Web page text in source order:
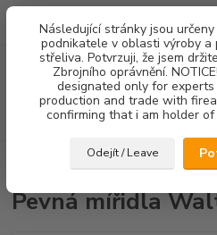
Následující stránky jsou
podnikatele v oblasti výroby a
střeliva. Potvrzuji, že jsem
Zbrojního oprávnění.
designated only for
production and trade with
confirming that i am holder
Odejít / Leave
Pevná mířidla
Pevná mířidla